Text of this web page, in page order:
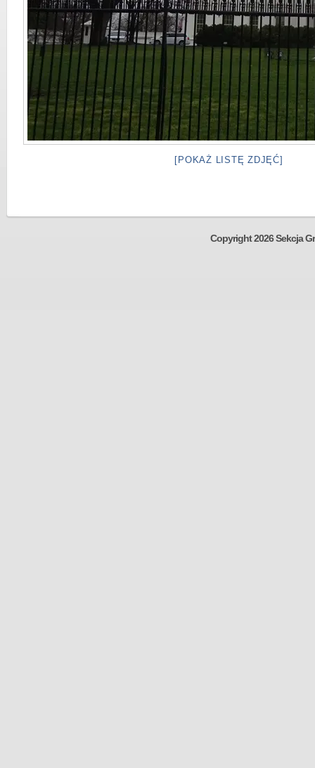
[POKAŻ LISTĘ ZDJĘĆ]
Copyright 2026 Sekcja